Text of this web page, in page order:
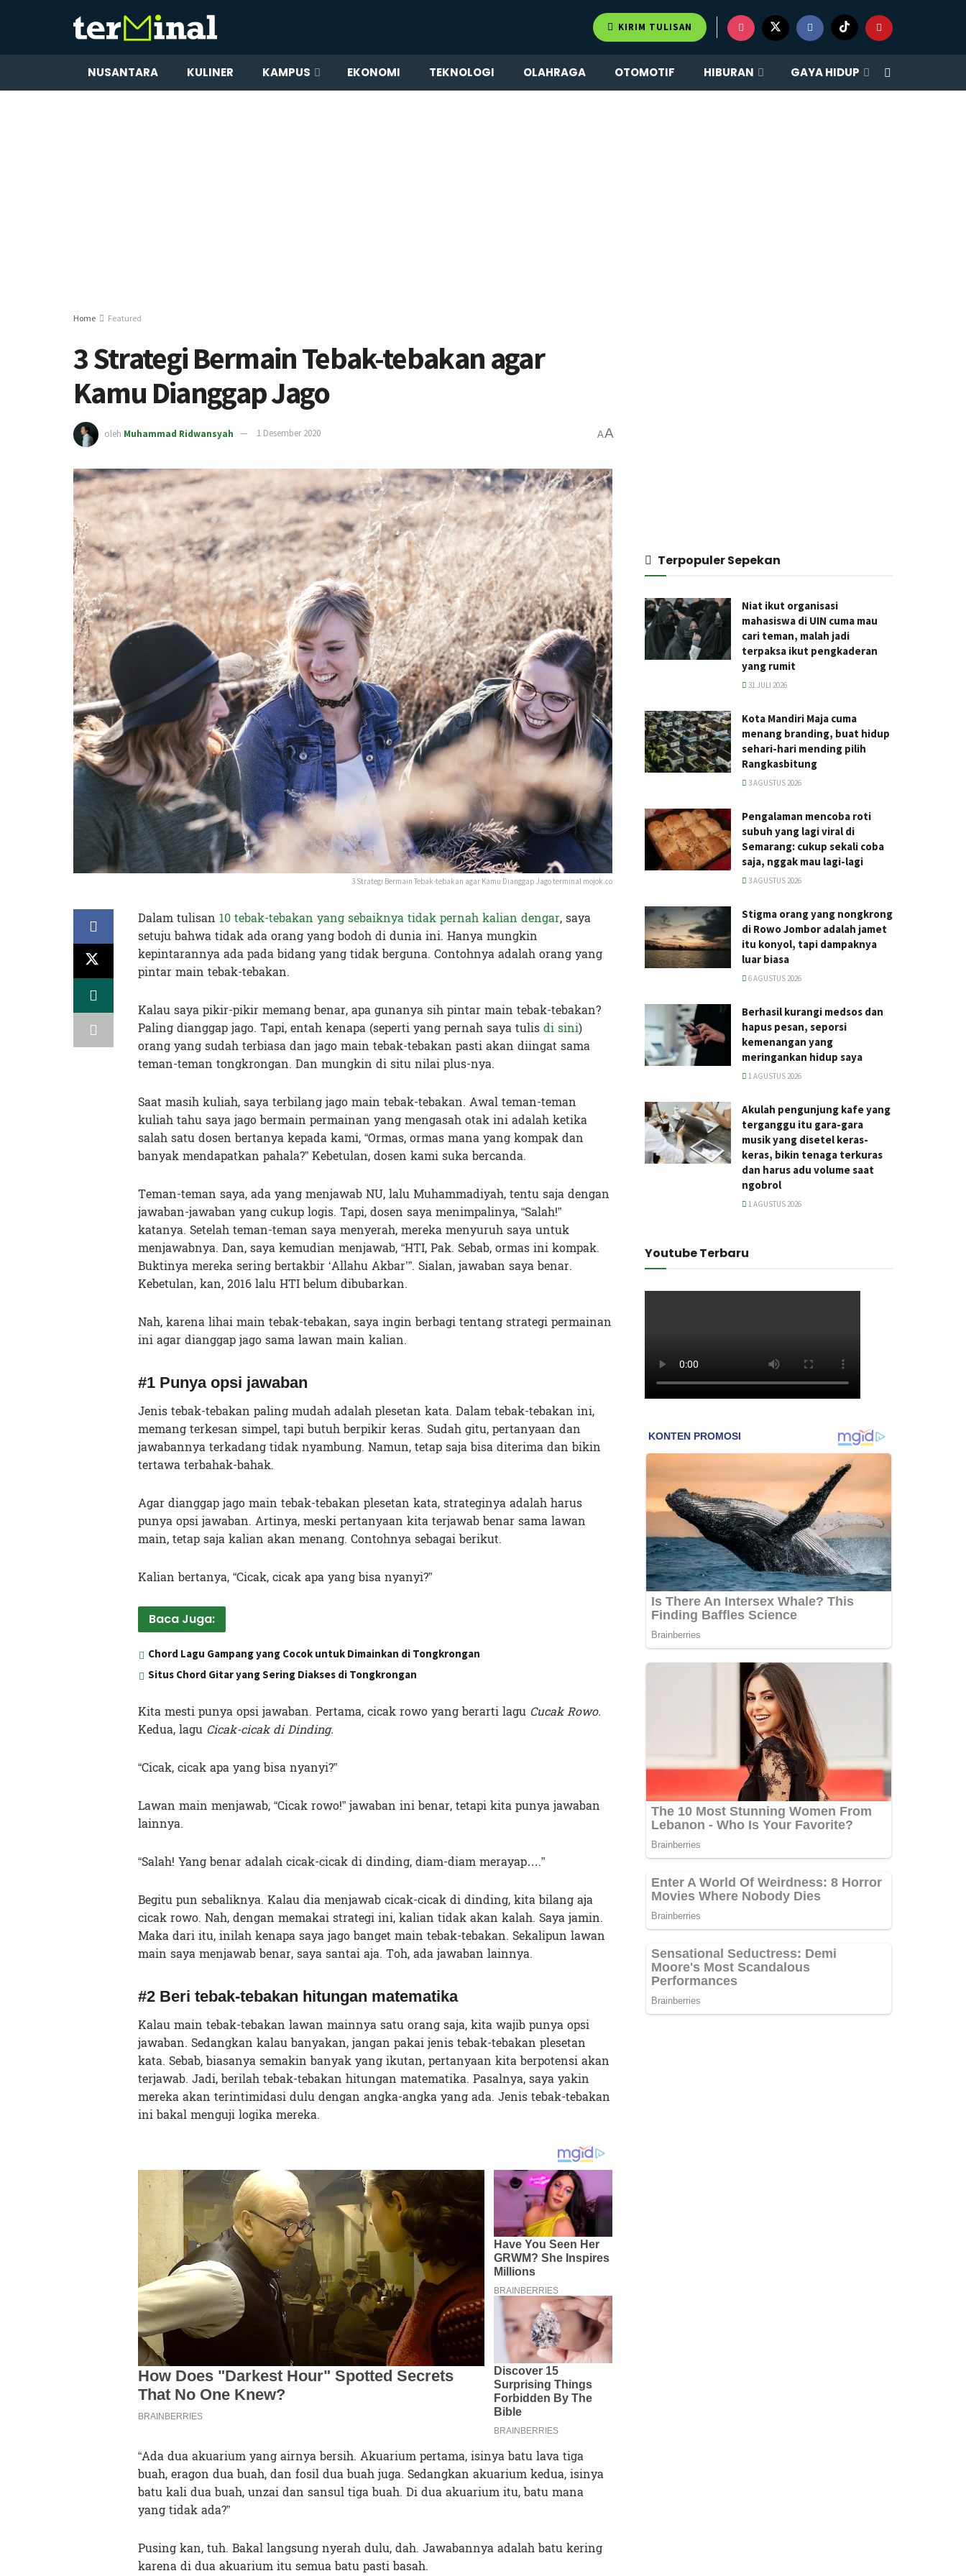
KIRIM TULISAN
NUSANTARA KULINER KAMPUS EKONOMI TEKNOLOGI OLAHRAGA OTOMOTIF HIBURAN GAYA HIDUP
Home Featured
3 Strategi Bermain Tebak-tebakan agar
Kamu Dianggap Jago
oleh Muhammad Ridwansyah 1 Desember 2020 AA
3 Strategi Bermain Tebak-tebakan agar Kamu Dianggap Jago terminal mojok.co
Dalam tulisan 10 tebak-tebakan yang sebaiknya tidak pernah kalian dengar, saya
setuju bahwa tidak ada orang yang bodoh di dunia ini. Hanya mungkin
kepintarannya ada pada bidang yang tidak berguna. Contohnya adalah orang yang
pintar main tebak-tebakan.
Kalau saya pikir-pikir memang benar, apa gunanya sih pintar main tebak-tebakan?
Paling dianggap jago. Tapi, entah kenapa (seperti yang pernah saya tulisdi sini)
orang yang sudah terbiasa dan jago main tebak-tebakan pasti akan diingat sama
teman-teman tongkrongan. Dan mungkin di situ nilai plus-nya.
Saat masih kuliah, saya terbilang jago main tebak-tebakan. Awal teman-teman
kuliah tahu saya jago bermain permainan yang mengasah otak ini adalah ketika
salah satu dosen bertanya kepada kami, “Ormas, ormas mana yang kompak dan
banyak mendapatkan pahala?” Kebetulan, dosen kami suka bercanda.
Teman-teman saya, ada yang menjawab NU, lalu Muhammadiyah, tentu saja dengan
jawaban-jawaban yang cukup logis. Tapi, dosen saya menimpalinya, “Salah!”
katanya. Setelah teman-teman saya menyerah, mereka menyuruh saya untuk
menjawabnya. Dan, saya kemudian menjawab, “HTI, Pak. Sebab, ormas ini kompak.
Buktinya mereka sering bertakbir ‘Allahu Akbar’”. Sialan, jawaban saya benar.
Kebetulan, kan, 2016 lalu HTI belum dibubarkan.
Nah, karena lihai main tebak-tebakan, saya ingin berbagi tentang strategi permainan
ini agar dianggap jago sama lawan main kalian.
#1 Punya opsi jawaban
Jenis tebak-tebakan paling mudah adalah plesetan kata. Dalam tebak-tebakan ini,
memang terkesan simpel, tapi butuh berpikir keras. Sudah gitu, pertanyaan dan
jawabannya terkadang tidak nyambung. Namun, tetap saja bisa diterima dan bikin
tertawa terbahak-bahak.
Agar dianggap jago main tebak-tebakan plesetan kata, strateginya adalah harus
punya opsi jawaban. Artinya, meski pertanyaan kita terjawab benar sama lawan
main, tetap saja kalian akan menang. Contohnya sebagai berikut.
Kalian bertanya, “Cicak, cicak apa yang bisa nyanyi?”
Baca Juga:
Chord Lagu Gampang yang Cocok untuk Dimainkan di Tongkrongan
Situs Chord Gitar yang Sering Diakses di Tongkrongan
Kita mesti punya opsi jawaban. Pertama, cicak rowo yang berarti lagu Cucak Rowo.
Kedua, lagu Cicak-cicak di Dinding.
“Cicak, cicak apa yang bisa nyanyi?”
Lawan main menjawab, “Cicak rowo!” jawaban ini benar, tetapi kita punya jawaban
lainnya.
“Salah! Yang benar adalah cicak-cicak di dinding, diam-diam merayap….”
Begitu pun sebaliknya. Kalau dia menjawab cicak-cicak di dinding, kita bilang aja
cicak rowo. Nah, dengan memakai strategi ini, kalian tidak akan kalah. Saya jamin.
Maka dari itu, inilah kenapa saya jago banget main tebak-tebakan. Sekalipun lawan
main saya menjawab benar, saya santai aja. Toh, ada jawaban lainnya.
#2 Beri tebak-tebakan hitungan matematika
Kalau main tebak-tebakan lawan mainnya satu orang saja, kita wajib punya opsi
jawaban. Sedangkan kalau banyakan, jangan pakai jenis tebak-tebakan plesetan
kata. Sebab, biasanya semakin banyak yang ikutan, pertanyaan kita berpotensi akan
terjawab. Jadi, berilah tebak-tebakan hitungan matematika. Pasalnya, saya yakin
mereka akan terintimidasi dulu dengan angka-angka yang ada. Jenis tebak-tebakan
ini bakal menguji logika mereka.
“Ada dua akuarium yang airnya bersih. Akuarium pertama, isinya batu lava tiga
buah, eragon dua buah, dan fosil dua buah juga. Sedangkan akuarium kedua, isinya
batu kali dua buah, unzai dan sansul tiga buah. Di dua akuarium itu, batu mana
yang tidak ada?”
Pusing kan, tuh. Bakal langsung nyerah dulu, dah. Jawabannya adalah batu kering
karena di dua akuarium itu semua batu pasti basah.
Terpopuler Sepekan
Niat ikut organisasi
mahasiswa di UIN cuma mau
cari teman, malah jadi
terpaksa ikut pengkaderan
yang rumit
31 JULI 2026
Kota Mandiri Maja cuma
menang branding, buat hidup
sehari-hari mending pilih
Rangkasbitung
3 AGUSTUS 2026
Pengalaman mencoba roti
subuh yang lagi viral di
Semarang: cukup sekali coba
saja, nggak mau lagi-lagi
3 AGUSTUS 2026
Stigma orang yang nongkrong
di Rowo Jombor adalah jamet
itu konyol, tapi dampaknya
luar biasa
6 AGUSTUS 2026
Berhasil kurangi medsos dan
hapus pesan, seporsi
kemenangan yang
meringankan hidup saya
1 AGUSTUS 2026
Akulah pengunjung kafe yang
terganggu itu gara-gara
musik yang disetel keras-
keras, bikin tenaga terkuras
dan harus adu volume saat
ngobrol
1 AGUSTUS 2026
Youtube Terbaru